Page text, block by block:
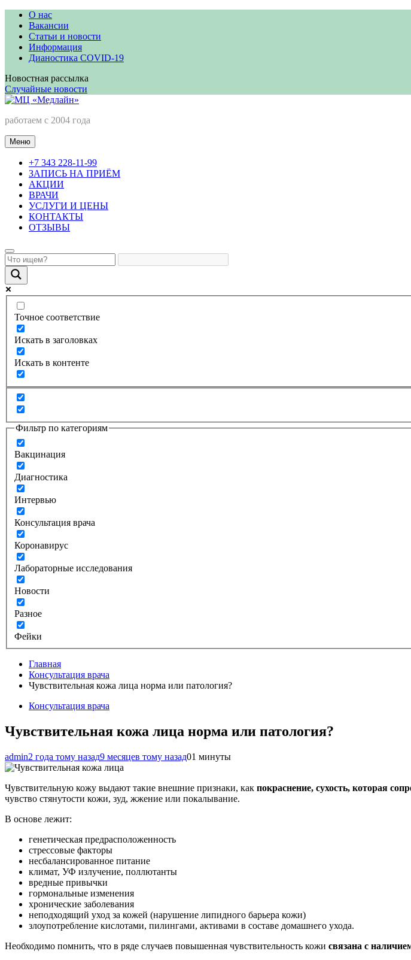
Перейти
содержимому
О нас
Вакансии
Статьи и новости
Информация
Дианостика COVID-19
Новостная рассылка
Случайные новости
МЦ «Медлайн»
работаем с 2004 года
Меню
+7 343 228-11-99
ЗАПИСЬ НА ПРИЁМ
АКЦИИ
ВРАЧИ
УСЛУГИ И ЦЕНЫ
КОНТАКТЫ
ОТЗЫВЫ
Точное соответствие
Искать в заголовках
Искать в контенте
Фильтр по категориям
Вакцинация
Диагностика
Интервью
Консультация врача
Коронавирус
Лабораторные исследования
Новости
Разное
Фейки
Главная
Консультация врача
Чувствительная кожа лица норма или патология?
Консультация врача
Чувствительная кожа лица норма или патология?
admin2 года тому назад9 месяцев тому назад01 минуты
Чувствительную кожу выдают такие внешние признаки, как покраснение, сухость, которая
чувство стянутости кожи, зуд, жжение или покалывание.
В основе лежит:
генетическая предрасположенность
стрессовые факторы
несбалансированное питание
климат, УФ излучение, поллютанты
вредные привычки
гормональные изменения
хронические заболевания
неподходящий уход за кожей (нарушение липидного барьера кожи)
злоупотребление кислотами, пилингами, активами в составе домашнего ухода.
Необходимо помнить, что в ряде случаев повышенная чувствительность кожи связана с